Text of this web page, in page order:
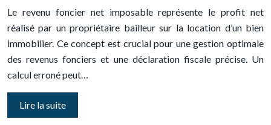
Le revenu foncier net imposable représente le profit net
réalisé par un propriétaire bailleur sur la location d’un bien
immobilier. Ce concept est crucial pour une gestion optimale
des revenus fonciers et une déclaration fiscale précise. Un
calcul erroné peut…
Lire la suite